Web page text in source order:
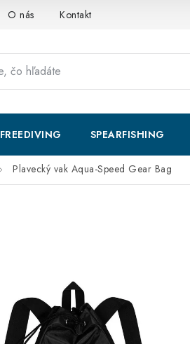
O nás Kontakt
FREEDIVING SPEARFISHING
Plavecký vak Aqua-Speed Gear Bag